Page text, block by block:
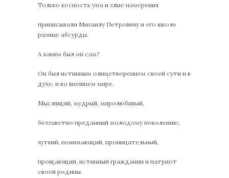
Только косность ума и злые намерения
приписывали Михаилу Петровичу и его школе
разные абсурды.
А каким был он сам?
Он был истинным олицетворением своей сути и в
духе, и во внешнем мире.
Мыслящий, мудрый, миролюбивый,
беззаветно преданный молодому поколению,
чуткий, понимающий, проницательный,
прощающий, истинный гражданин и патриот
своей родины.